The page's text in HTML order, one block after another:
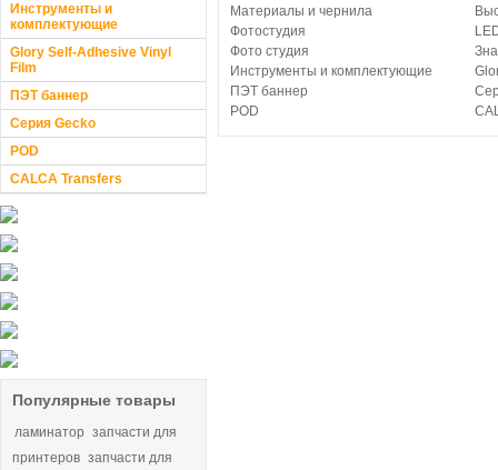
Инструменты и
комплектующие
Glory Self-Adhesive Vinyl
Film
ПЭТ баннер
Серия Gecko
POD
CALCA Transfers
Популярные товары
ламинатор запчасти для
принтеров запчасти для
Материалы и чернила
Фотостудия
Фото студия
Инструменты и комплектующие
ПЭТ баннер
POD